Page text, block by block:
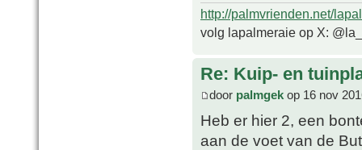
http://palmvrienden.net/
volg lapalmeraie op X:
Re: Kuip- en
door palmgek op 16 nov
Heb er hier 2, een
aan de voet van de